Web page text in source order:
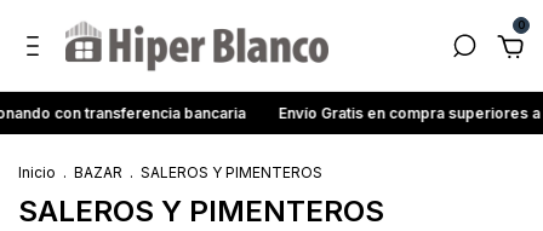
0
con transferencia bancaria Envío Gratis en compra superiores
Inicio . BAZAR . SALEROS Y PIMENTEROS
SALEROS Y PIMENTEROS